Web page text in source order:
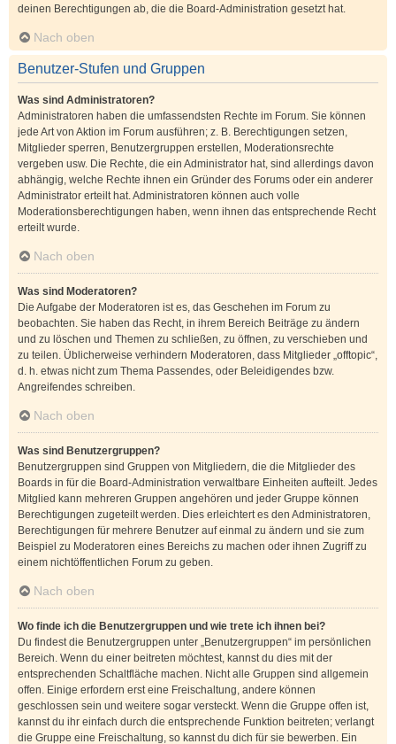
deinen Berechtigungen ab, die die Board-Administration gesetzt hat.
Nach oben
Benutzer-Stufen und Gruppen
Was sind Administratoren?
Administratoren haben die umfassendsten Rechte im Forum. Sie können
jede Art von Aktion im Forum ausführen; z. B. Berechtigungen setzen,
Mitglieder sperren, Benutzergruppen erstellen, Moderationsrechte
vergeben usw. Die Rechte, die ein Administrator hat, sind allerdings davon
abhängig, welche Rechte ihnen ein Gründer des Forums oder ein anderer
Administrator erteilt hat. Administratoren können auch volle
Moderationsberechtigungen haben, wenn ihnen das entsprechende Recht
erteilt wurde.
Nach oben
Was sind Moderatoren?
Die Aufgabe der Moderatoren ist es, das Geschehen im Forum zu
beobachten. Sie haben das Recht, in ihrem Bereich Beiträge zu ändern
und zu löschen und Themen zu schließen, zu öffnen, zu verschieben und
zu teilen. Üblicherweise verhindern Moderatoren, dass Mitglieder „offtopic“,
d. h. etwas nicht zum Thema Passendes, oder Beleidigendes bzw.
Angreifendes schreiben.
Nach oben
Was sind Benutzergruppen?
Benutzergruppen sind Gruppen von Mitgliedern, die die Mitglieder des
Boards in für die Board-Administration verwaltbare Einheiten aufteilt. Jedes
Mitglied kann mehreren Gruppen angehören und jeder Gruppe können
Berechtigungen zugeteilt werden. Dies erleichtert es den Administratoren,
Berechtigungen für mehrere Benutzer auf einmal zu ändern und sie zum
Beispiel zu Moderatoren eines Bereichs zu machen oder ihnen Zugriff zu
einem nichtöffentlichen Forum zu geben.
Nach oben
Wo finde ich die Benutzergruppen und wie trete ich ihnen bei?
Du findest die Benutzergruppen unter „Benutzergruppen“ im persönlichen
Bereich. Wenn du einer beitreten möchtest, kannst du dies mit der
entsprechenden Schaltfläche machen. Nicht alle Gruppen sind allgemein
offen. Einige erfordern erst eine Freischaltung, andere können
geschlossen sein und weitere sogar versteckt. Wenn die Gruppe offen ist,
kannst du ihr einfach durch die entsprechende Funktion beitreten; verlangt
die Gruppe eine Freischaltung, so kannst du dich für sie bewerben. Ein